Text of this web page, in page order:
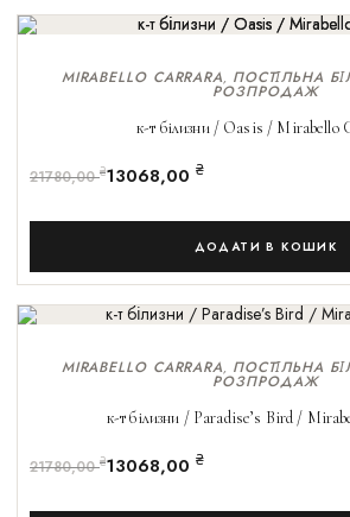
MIRABELLO CARRARA, ПОСТІЛЬНА
РОЗПРОДАЖ
к-т білизни / Oasis / Mirabello
21780,00₴13068,00 ₴
ДОДАТИ В КОШИК
MIRABELLO CARRARA, ПОСТІЛЬНА
РОЗПРОДАЖ
к-т білизни / Paradise’s Bird /
21780,00₴13068,00 ₴